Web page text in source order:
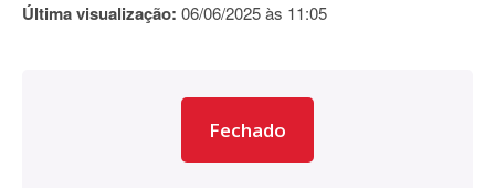
Última visualização: 06/06/2025 às 11:05
Fechado